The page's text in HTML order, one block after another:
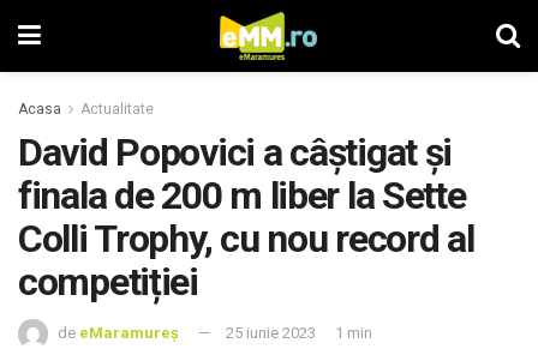
Acasa Actualitate
David Popovici a câștigat și
finala de 200 m liber la Sette
Colli Trophy, cu nou record al
competiției
de eMaramureș 25 iunie 2023 1 min